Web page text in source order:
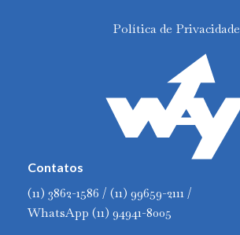
Política de Privacidade
Contatos
(11) 3862-1586 / (11) 99659-2111 /
WhatsApp (11) 94941-8005